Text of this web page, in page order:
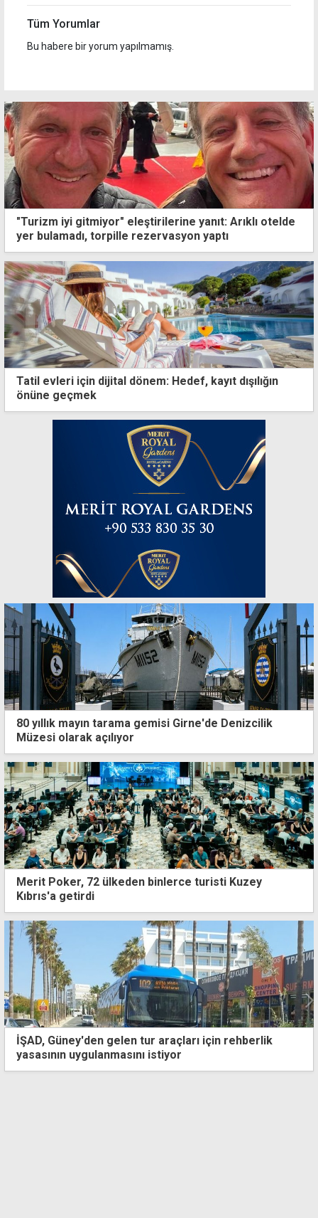
Tüm Yorumlar
Bu habere bir yorum yapılmamış.
"Turizm iyi gitmiyor" eleştirilerine yanıt: Arıklı otelde
yer bulamadı, torpille rezervasyon yaptı
Tatil evleri için dijital dönem: Hedef, kayıt dışılığın
önüne geçmek
80 yıllık mayın tarama gemisi Girne'de Denizcilik
Müzesi olarak açılıyor
Merit Poker, 72 ülkeden binlerce turisti Kuzey
Kıbrıs'a getirdi
Bir zamanların mayın avcısı, şimdi tarihe yolculuk
sunuyor